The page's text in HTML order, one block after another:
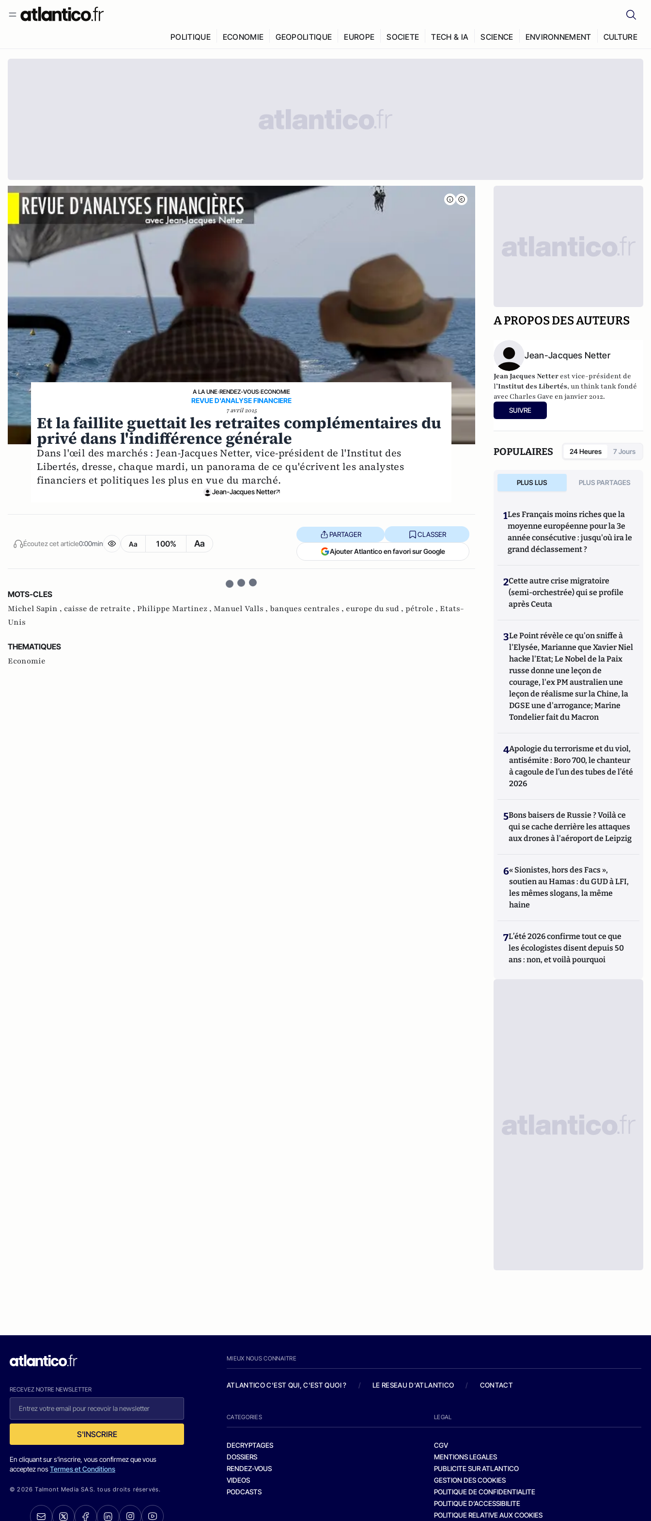
POLITIQUE ECONOMIE GEOPOLITIQUE EUROPE SOCIETE TECH & IA SCIENCE ENVIRONNEMENT CULTURE
A LA UNE›RENDEZ-VOUS›ECONOMIE
REVUE D'ANALYSE FINANCIERE
7 avril 2015
Et la faillite guettait les retraites complémentaires du
privé dans l'indifférence générale
Dans l'œil des marchés : Jean-Jacques Netter, vice-président de l'Institut des
Libertés, dresse, chaque mardi, un panorama de ce qu'écrivent les analystes
financiers et politiques les plus en vue du marché.
Jean-Jacques Netter
Écoutez cet article0:00min Aa 100% Aa
PARTAGER CLASSER
Ajouter Atlantico en favori sur Google
MOTS-CLES
Michel Sapin , caisse de retraite , Philippe Martinez , Manuel Valls , banques centrales , europe du sud , pétrole , Etats-
Unis
THEMATIQUES
Economie
A PROPOS DES AUTEURS
Jean-Jacques Netter
Jean Jacques Netter est vice-président de
l’Institut des Libertés, un think tank fondé
avec Charles Gave en janvier 2012.
SUIVRE
POPULAIRES 24 Heures 7 Jours
PLUS LUS PLUS PARTAGES
1Les Français moins riches que la
moyenne européenne pour la 3e
année consécutive : jusqu'où ira le
grand déclassement ?
2Cette autre crise migratoire
(semi-orchestrée) qui se profile
après Ceuta
3Le Point révèle ce qu'on sniffe à
l'Elysée, Marianne que Xavier Niel
hacke l'Etat; Le Nobel de la Paix
russe donne une leçon de
courage, l'ex PM australien une
leçon de réalisme sur la Chine, la
DGSE une d'arrogance; Marine
Tondelier fait du Macron
4Apologie du terrorisme et du viol,
antisémite : Boro 700, le chanteur
à cagoule de l’un des tubes de l’été
2026
5Bons baisers de Russie ? Voilà ce
qui se cache derrière les attaques
aux drones à l'aéroport de Leipzig
6« Sionistes, hors des Facs »,
soutien au Hamas : du GUD à LFI,
les mêmes slogans, la même
haine
7L’été 2026 confirme tout ce que
les écologistes disent depuis 50
ans : non, et voilà pourquoi
RECEVEZ NOTRE NEWSLETTER
S'INSCRIRE
En cliquant sur s'inscrire, vous confirmez que vous
acceptez nosTermes et Conditions
© 2026 Talmont Media SAS. tous droits réservés.
MIEUX NOUS CONNAITRE
ATLANTICO C'EST QUI, C'EST QUOI ? / LE RESEAU D'ATLANTICO / CONTACT
CATEGORIES
DECRYPTAGES
DOSSIERS
RENDEZ-VOUS
VIDEOS
PODCASTS
LEGAL
CGV
MENTIONS LEGALES
PUBLICITE SUR ATLANTICO
GESTION DES COOKIES
POLITIQUE DE CONFIDENTIALITE
POLITIQUE D’ACCESSIBILITE
POLITIQUE RELATIVE AUX COOKIES